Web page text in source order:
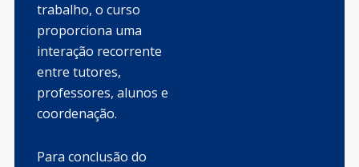
trabalho, o curso
proporciona uma
interação recorrente
entre tutores,
professores, alunos e
coordenação.
Para conclusão do